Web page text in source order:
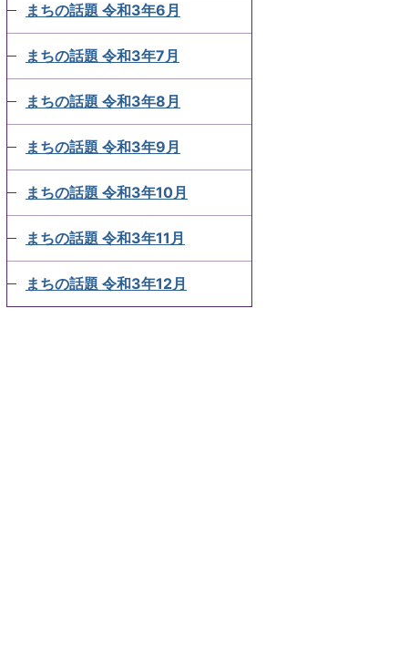
まちの話題 令和3年6月
まちの話題 令和3年7月
まちの話題 令和3年8月
まちの話題 令和3年9月
まちの話題 令和3年10月
まちの話題 令和3年11月
まちの話題 令和3年12月